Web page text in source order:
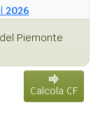
2026
Piemonte
Calcola CF